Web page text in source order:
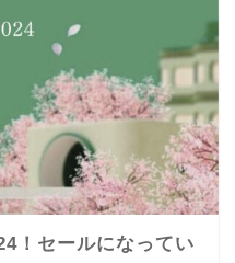
！セールになってい